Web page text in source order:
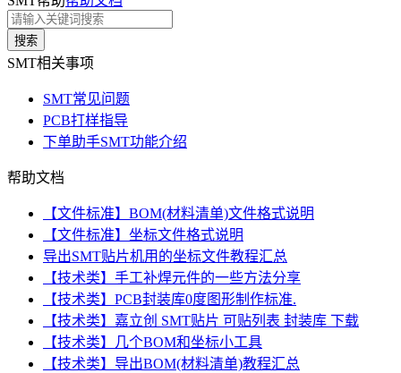
搜索
SMT相关事项
SMT常见问题
PCB打样指导
下单助手SMT功能介绍
帮助文档
【文件标准】BOM(材料清单)文件格式说明
【文件标准】坐标文件格式说明
导出SMT贴片机用的坐标文件教程汇总
【技术类】手工补焊元件的一些方法分享
【技术类】PCB封装库0度图形制作标准.
【技术类】嘉立创 SMT贴片 可贴列表 封装库 下载
【技术类】几个BOM和坐标小工具
【技术类】导出BOM(材料清单)教程汇总